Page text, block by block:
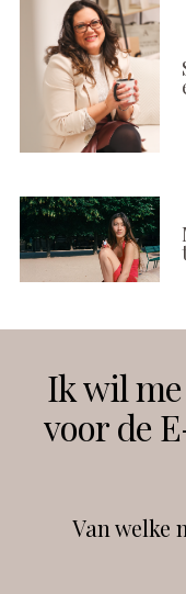
Instagram
Ik wil
voor de
Van welke